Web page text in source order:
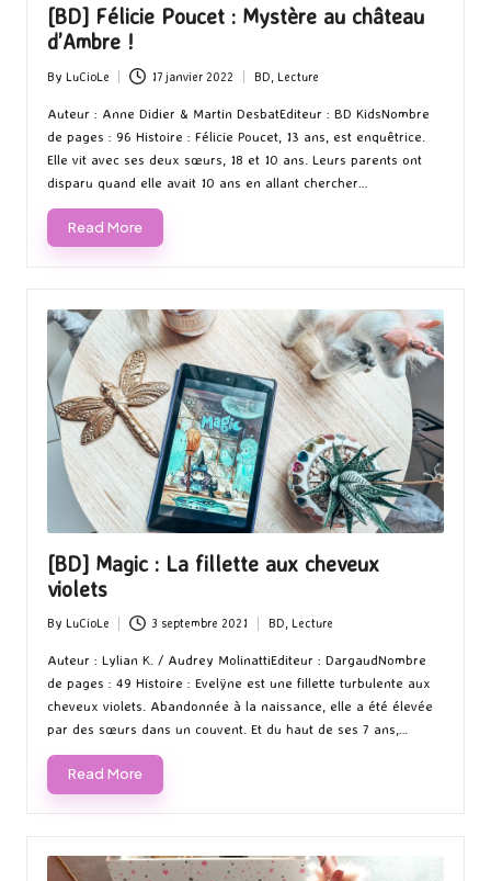
[BD] Félicie Poucet : Mystère au château
d’Ambre !
Posted
by
By LuCioLe 17 janvier 2022
Posted
in
BD, Lecture
Auteur : Anne Didier & Martin DesbatEditeur : BD KidsNombre
de pages : 96 Histoire : Félicie Poucet, 13 ans, est enquêtrice.
Elle vit avec ses deux sœurs, 18 et 10 ans. Leurs parents ont
disparu quand elle avait 10 ans en allant chercher…
Read More
[BD] Magic : La fillette aux cheveux
violets
Posted
by
By LuCioLe 3 septembre 2021
Posted
in
BD, Lecture
Auteur : Lylian K. / Audrey MolinattiEditeur : DargaudNombre
de pages : 49 Histoire : Evelÿne est une fillette turbulente aux
cheveux violets. Abandonnée à la naissance, elle a été élevée
par des sœurs dans un couvent. Et du haut de ses 7 ans,…
Read More